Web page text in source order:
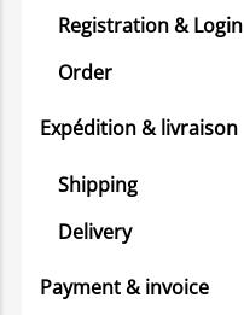
Registration & Login
Order
Expédition & livraison
Shipping
Delivery
Payment & invoice